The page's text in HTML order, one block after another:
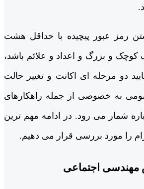
رمز عبور پیچیده با حداقل هشت
و بزرگ و اعداد و علائم باشد،
دو مرحله ای اکانت و تغییر حالت
به خصوصی از جمله راهکارهای
شمار می رود. در ادامه مهم ترین
را مورد بررسی قرار می دهیم.